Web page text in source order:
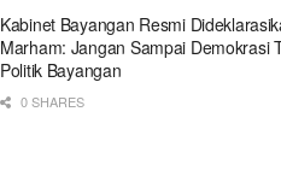
Kabinet Bayangan Resmi
Marham: Jangan Sampai Demokrasi
Politik Bayangan
0 SHARES